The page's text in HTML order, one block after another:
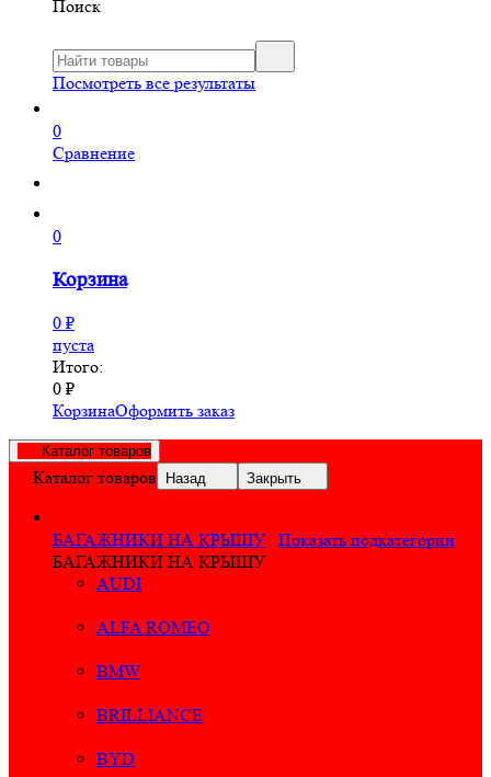
Поиск
Посмотреть все результаты
0
Сравнение
0
Корзина
0 ₽
пуста
Итого:
0 ₽
КорзинаОформить заказ
Каталог товаров
Каталог товаров Назад Закрыть
БАГАЖНИКИ НА КРЫШУ
Показать подкатегории
БАГАЖНИКИ НА КРЫШУ
AUDI
ALFA ROMEO
BMW
BRILLIANCE
BYD